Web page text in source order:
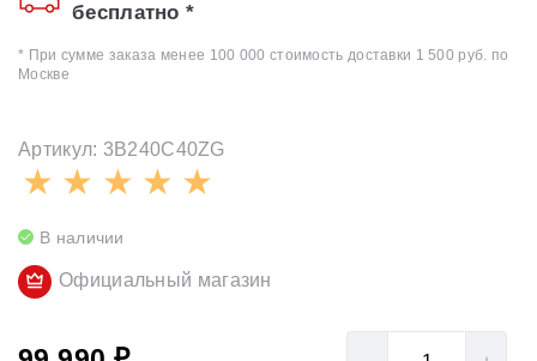
бесплатно *
* При сумме заказа менее 100 000 стоимость доставки 1 500 руб. по
Москве
Артикул: 3B240C40ZG
В наличии
Официальный магазин